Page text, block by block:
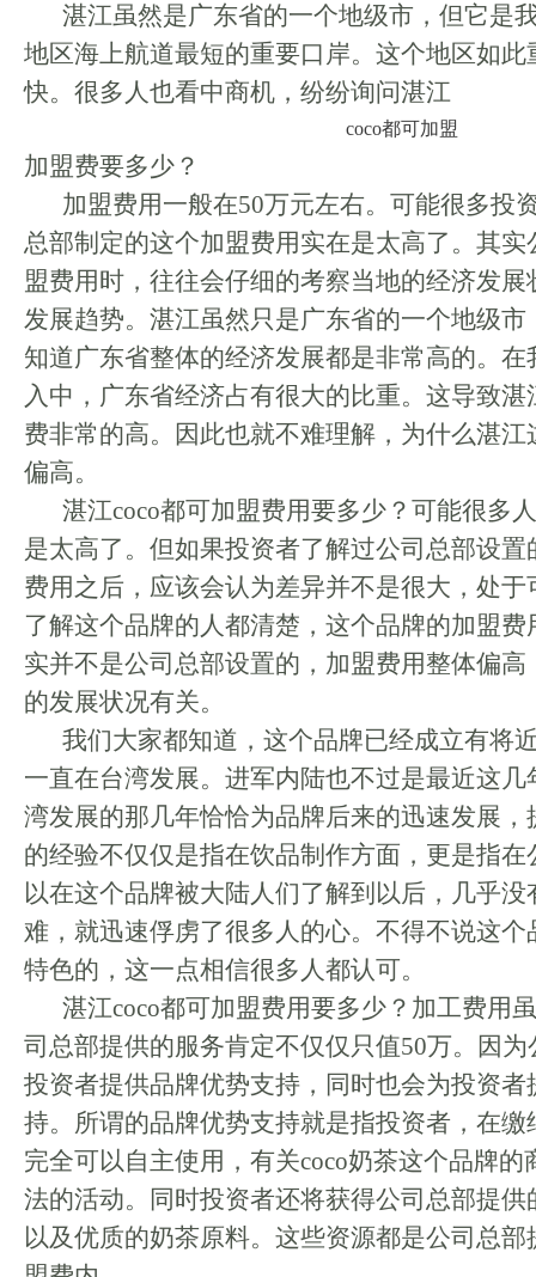
湛江虽然是广东省的一个地级市，但它是
地区海上航道最短的重要口岸。这个地区如此
快。很多人也看中商机，纷纷询问湛江
coco都可加盟
加盟费要多少？
加盟费用一般在50万元左右。可能很多投
总部制定的这个加盟费用实在是太高了。其实
盟费用时，往往会仔细的考察当地的经济发
发展趋势。湛江虽然只是广东省的一个地级市
知道广东省整体的经济发展都是非常高的。
入中，广东省经济占有很大的比重。这导致
费非常的高。因此也就不难理解，为什么湛
偏高。
湛江coco都可加盟费用要多少？可能很多
是太高了。但如果投资者了解过公司总部设
费用之后，应该会认为差异并不是很大，处
了解这个品牌的人都清楚，这个品牌的加盟费
实并不是公司总部设置的，加盟费用整体偏
的发展状况有关。
我们大家都知道，这个品牌已经成立有将
一直在台湾发展。进军内陆也不过是最近这
湾发展的那几年恰恰为品牌后来的迅速发展，
的经验不仅仅是指在饮品制作方面，更是指
以在这个品牌被大陆人们了解到以后，几乎
难，就迅速俘虏了很多人的心。不得不说这
特色的，这一点相信很多人都认可。
湛江coco都可加盟费用要多少？加工费用
司总部提供的服务肯定不仅仅只值50万。因
投资者提供品牌优势支持，同时也会为投资者
持。所谓的品牌优势支持就是指投资者，在缴
完全可以自主使用，有关coco奶茶这个品牌的
法的活动。同时投资者还将获得公司总部提供
以及优质的奶茶原料。这些资源都是公司总